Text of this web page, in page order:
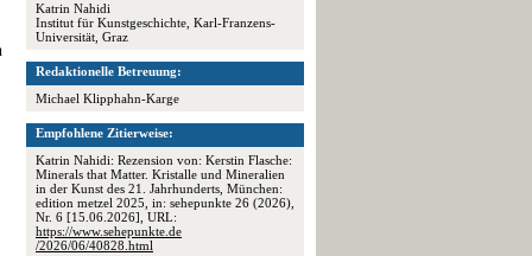
Katrin Nahidi
Institut für Kunstgeschichte, Karl-Franzens-
Universität, Graz
Redaktionelle Betreuung:
Michael Klipphahn-Karge
Empfohlene Zitierweise:
Katrin Nahidi: Rezension von: Kerstin Flasche:
Minerals that Matter. Kristalle und Mineralien
in der Kunst des 21. Jahrhunderts, München:
edition metzel 2025, in: sehepunkte 26 (2026),
Nr. 6 [15.06.2026], URL:
https://www.sehepunkte.de
/2026/06/40828.html